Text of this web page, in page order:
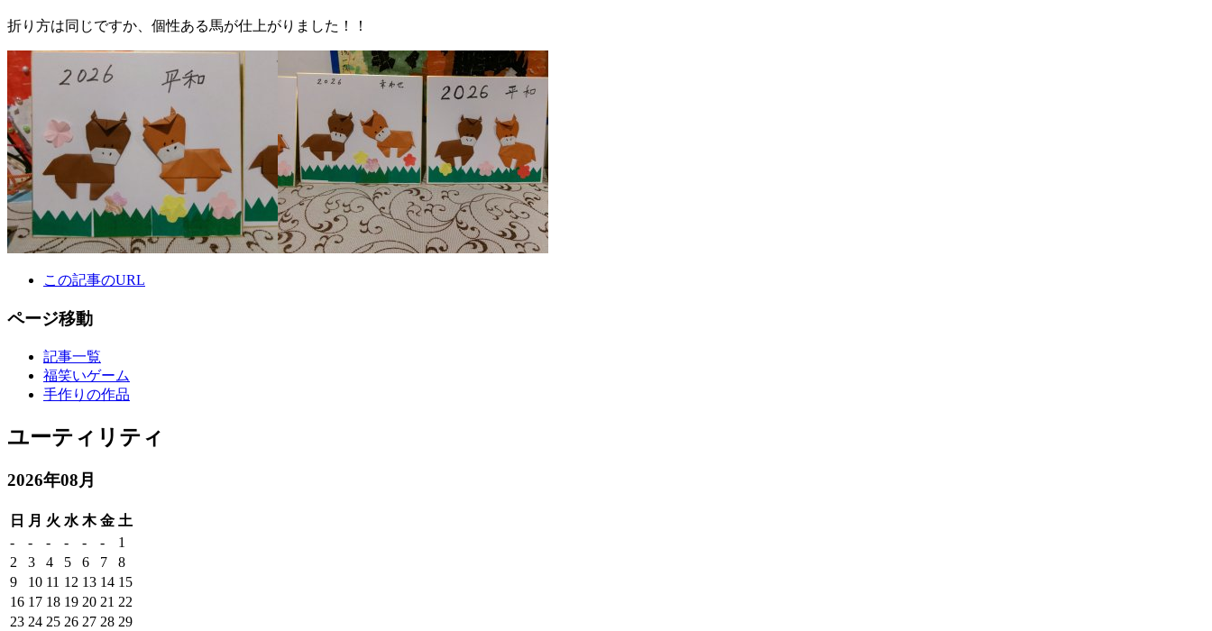
折り方は同じですか、個性ある馬が仕上がりました！！
この記事のURL
ページ移動
記事一覧
福笑いゲーム
手作りの作品
ユーティリティ
2026年08月
日 月 火 水 木 金 土
-
- - - - -
1
2
3 4 5 6 7
8
9
10 11 12 13 14 15
16 17 18 19 20 21 22
23 24 25 26 27 28 29